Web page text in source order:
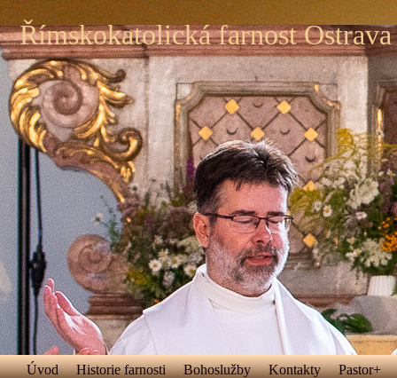
Římskokatolická farnost
Úvod Historie farnosti Bohoslužby Kontakty Pastor+